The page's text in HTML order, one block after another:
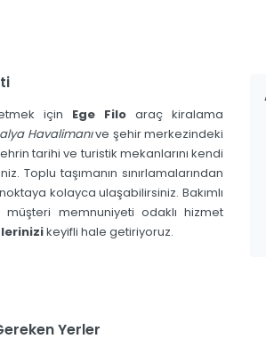
için Ege Filo araç kiralama
Havalimanıve şehir merkezindeki
tarihi ve turistik mekanlarını kendi
Toplu taşımanın sınırlamalarından
kolayca ulaşabilirsiniz. Bakımlı
memnuniyeti odaklı hizmet
keyifli hale getiriyoruz.
Yerler